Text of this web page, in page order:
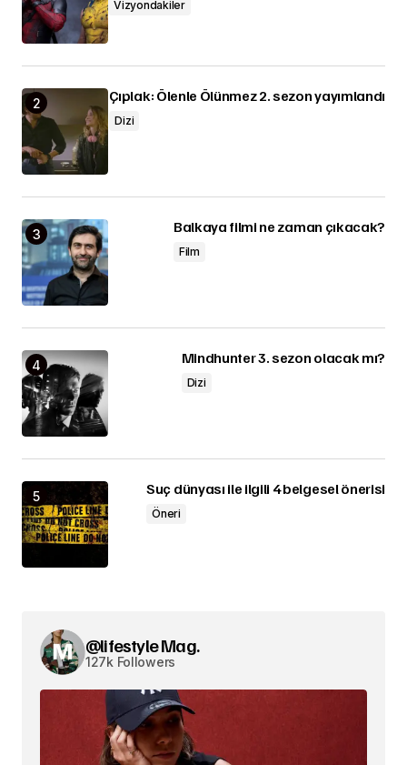
Vizyondakiler
Çıplak: Ölenle Ölünmez 2. sezon yayımlandı
Dizi
Balkaya filmi ne zaman çıkacak?
Film
Mindhunter 3. sezon olacak mı?
Dizi
Suç dünyası ile ilgili 4 belgesel önerisi
Öneri
@lifestyle Mag.
127k Followers